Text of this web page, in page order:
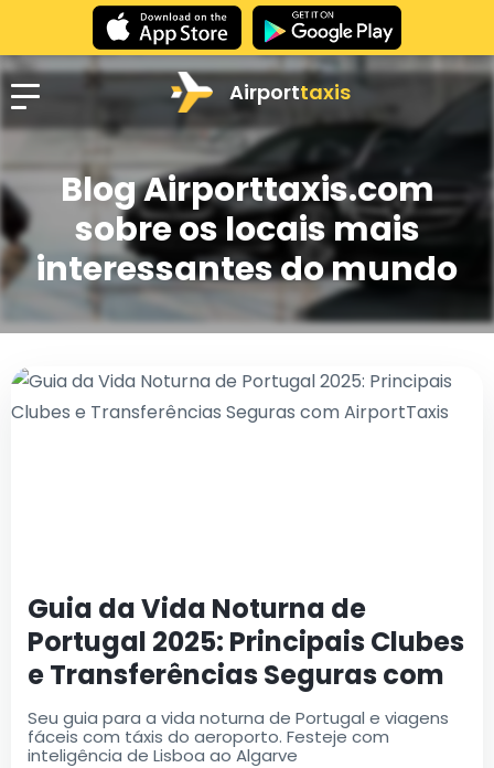
Airporttaxis
Blog Airporttaxis.com
sobre os locais mais
interessantes do mundo
Guia da Vida Noturna de
Portugal 2025: Principais Clubes
e Transferências Seguras com
AirportTaxis
Seu guia para a vida noturna de Portugal e viagens
fáceis com táxis do aeroporto. Festeje com
inteligência de Lisboa ao Algarve